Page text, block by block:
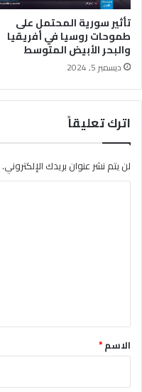
ر
ا
ن
ي
ا
و
ل
ة
ى
س
و
ب
ر
ا
ل
ي
ن
ع
ه
ي
م
ي
تأثير سورية المحتمل على
طموحات روسيا في أفريقيا
والبحر الأبيض المتوسط
ديسمبر 5, 2024
اترك تعليقاً
لن يتم نشر عنوان بريدك الإلكتروني.
*الاسم*